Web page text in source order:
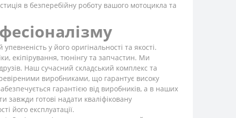
в безперебійну роботу вашого мотоцикла та
у його оригінальності та якості.
екіпірування, тюнінгу та запчастин. Ми
Наш сучасний складський комплекс та
виробниками, що гарантує високу
гарантією від виробників, а в наших
завжди готові надати кваліфіковану
його експлуатації.